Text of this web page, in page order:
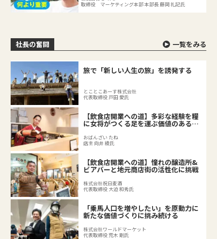
取締役 マーケティング本部 本部長 藤岡 礼記氏
社長の奮闘 一覧をみる
旅で「新しい人生の旅」を誘発する
とことこあーす株式会社
代表取締役 戸田 愛氏
【飲食店開業への道】多彩な経験を糧
に女将がつくる足を運ぶ価値のある料
理店
おばんざい たね
店主 向井 綾氏
【飲食店開業への道】憧れの醸造所&
ビアバーと地元商店街の活性化に挑戦
株式会社祝日麦酒
代表取締役 大迫 和秀氏
「乗馬人口を増やしたい」を原動力に
新たな価値づくりに挑み続ける
株式会社ワールドマーケット
代表取締役 荒木 剛氏